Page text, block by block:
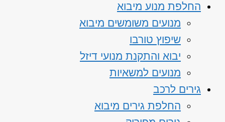
החלפת מנוע מיבוא
מנועים משומשים מיבוא
שיפוץ טורבו
יבוא והתקנת מנועי דיזל
מנועים למשאיות
גירים לרכב
החלפת גירים מיבוא